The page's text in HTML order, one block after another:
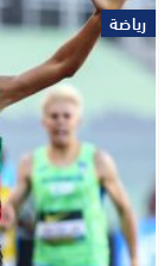
رياضة